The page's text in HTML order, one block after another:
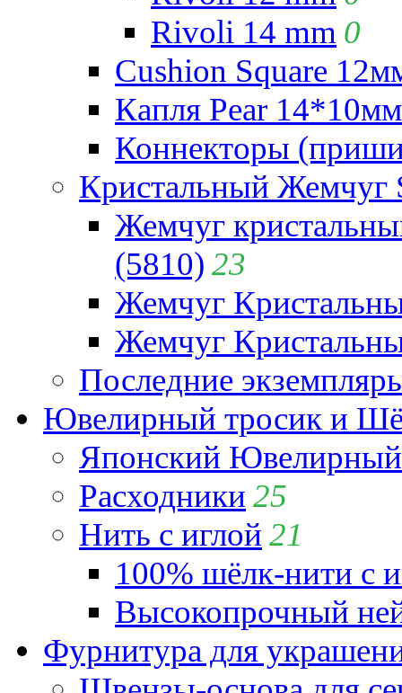
Rivoli 14 mm 0
Cushion Square
Капля Pear
Коннекторы
Кристальный Жемчуг
Жемчуг
(5810) 23
Жемчуг
Жемчуг
Последние
Ювелирный тросик и
Японский
Расходники 25
Нить с иглой 21
100% шёлк-нити с
Высокопрочный
Фурнитура для